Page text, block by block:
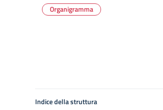
Organigramma
Indice della struttura